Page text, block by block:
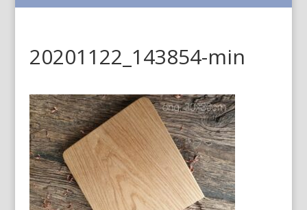
20201122_143854-min